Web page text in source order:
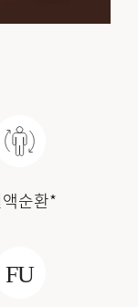
순환*